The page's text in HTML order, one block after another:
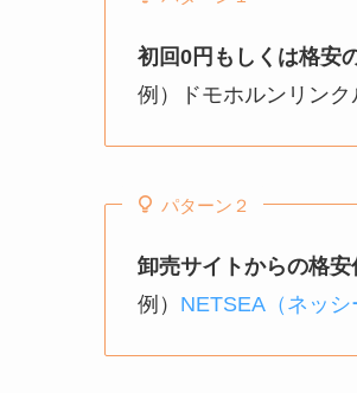
初回0円もしくは格安
例）ドモホルンリン
パターン２
卸売サイトからの格安
例） NETSEA（ネッシ